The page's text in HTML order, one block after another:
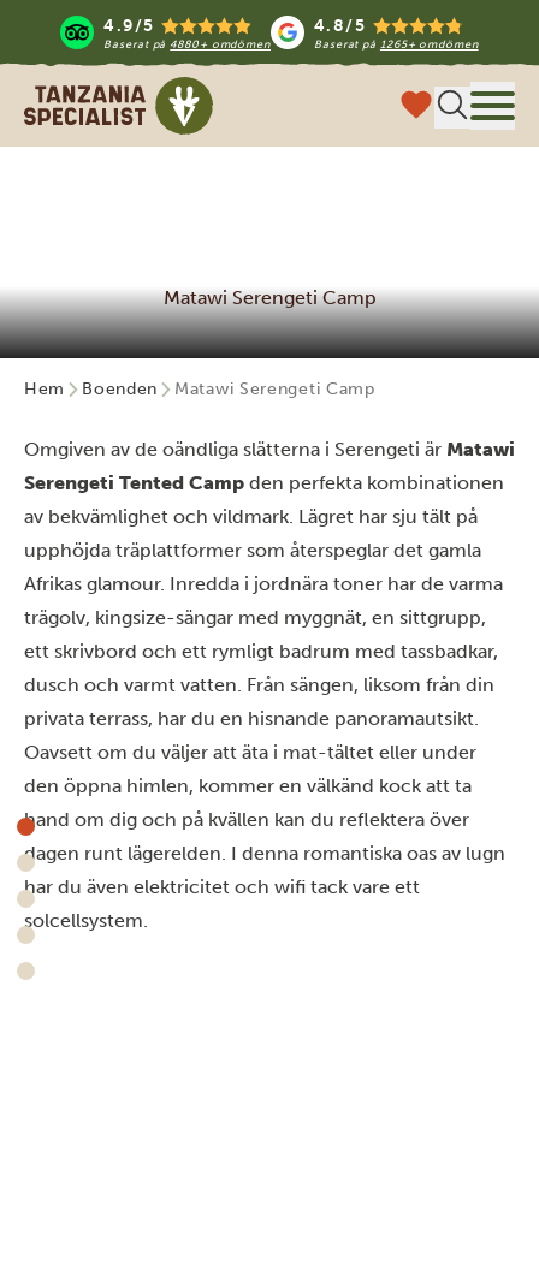
4.9/5
Baserat på 4880+ omdömen
4.8/5
Baserat på 1265+ omdömen
Tanzania Specialist
Matawi Serengeti Camp
Hem Boenden Matawi Serengeti Camp
Omgiven av de oändliga slätterna i Serengeti är Matawi
Serengeti Tented Camp den perfekta kombinationen
av bekvämlighet och vildmark. Lägret har sju tält på
upphöjda träplattformer som återspeglar det gamla
Afrikas glamour. Inredda i jordnära toner har de varma
trägolv, kingsize-sängar med myggnät, en sittgrupp,
ett skrivbord och ett rymligt badrum med tassbadkar,
dusch och varmt vatten. Från sängen, liksom från din
privata terrass, har du en hisnande panoramautsikt.
Oavsett om du väljer att äta i mat-tältet eller under
den öppna himlen, kommer en välkänd kock att ta
hand om dig och på kvällen kan du reflektera över
dagen runt lägerelden. I denna romantiska oas av lugn
har du även elektricitet och wifi tack vare ett
solcellsystem.